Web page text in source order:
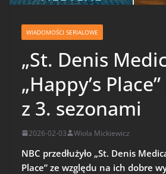
WIADOMOŚCI SERIALOWE
„St. Denis
„Happy’s
z 3. sezonami
2026-02-03 Wiola Mickiewicz
NBC przedłużyło „St. Denis
Place” ze względu na ich dobre